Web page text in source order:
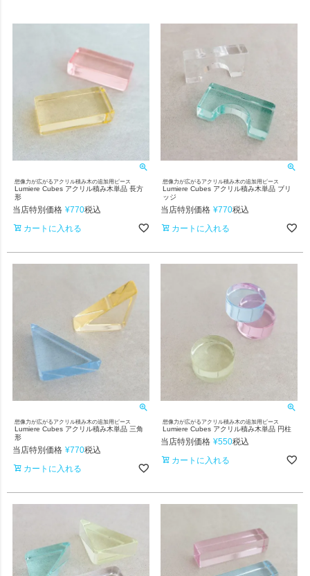
想像力が広がるアクリル積み木の追加用ピース
Lumiere Cubes アクリル積み木単品 長方
形
当店特別価格 ¥770税込
カートに入れる
想像力が広がるアクリル積み木の追加用ピース
Lumiere Cubes アクリル積み木単品 ブリ
ッジ
当店特別価格 ¥770税込
カートに入れる
想像力が広がるアクリル積み木の追加用ピース
Lumiere Cubes アクリル積み木単品 三角
形
当店特別価格 ¥770税込
カートに入れる
想像力が広がるアクリル積み木の追加用ピース
Lumiere Cubes アクリル積み木単品 円柱
当店特別価格 ¥550税込
カートに入れる